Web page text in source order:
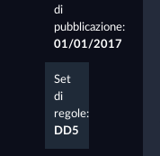
di
pubblicazione:
01/01/2017
Set
di
regole:
DD5